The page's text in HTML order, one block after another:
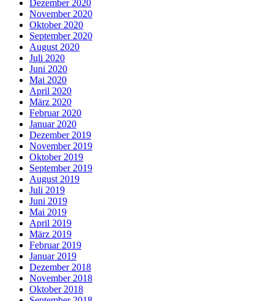
Dezember 2020
November 2020
Oktober 2020
September 2020
August 2020
Juli 2020
Juni 2020
Mai 2020
April 2020
März 2020
Februar 2020
Januar 2020
Dezember 2019
November 2019
Oktober 2019
September 2019
August 2019
Juli 2019
Juni 2019
Mai 2019
April 2019
März 2019
Februar 2019
Januar 2019
Dezember 2018
November 2018
Oktober 2018